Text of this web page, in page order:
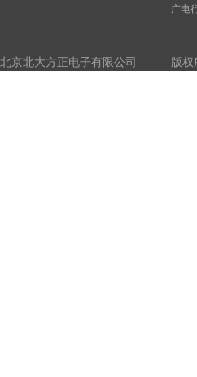
广电
北京北大方正电子有限公司